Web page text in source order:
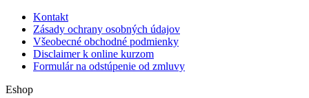
Kontakt
Zásady ochrany osobných údajov
Všeobecné obchodné podmienky
Disclaimer k online kurzom
Formulár na odstúpenie od zmluvy
Eshop